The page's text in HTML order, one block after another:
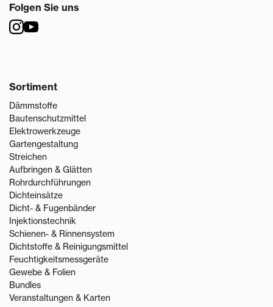
Folgen Sie uns
Sortiment
Dämmstoffe
Bautenschutzmittel
Elektrowerkzeuge
Gartengestaltung
Streichen
Aufbringen & Glätten
Rohrdurchführungen
Dichteinsätze
Dicht- & Fugenbänder
Injektionstechnik
Schienen- & Rinnensystem
Dichtstoffe & Reinigungsmittel
Feuchtigkeitsmessgeräte
Gewebe & Folien
Bundles
Veranstaltungen & Karten